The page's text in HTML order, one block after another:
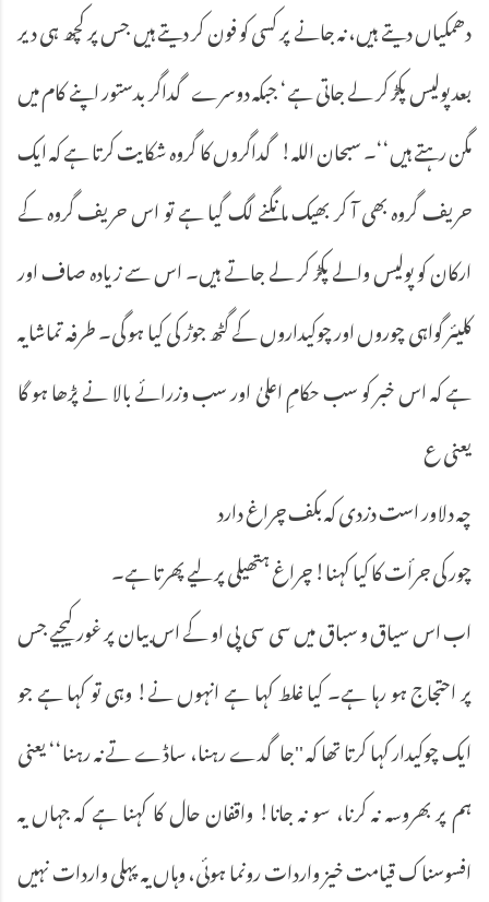
دھمکیاں دیتے ہیں، نہ جانے پر کسی کو فون کر دیتے ہیں جس پر کچھ ہی دیر
بعد پولیس پکڑ کر لے جاتی ہے‘ جبکہ دوسرے گداگر بدستور اپنے کام میں
مگن رہتے ہیں‘‘۔ سبحان اللہ! گداگروں کا گروہ شکایت کرتا ہے کہ ایک
حریف گروہ بھی آ کر بھیک مانگنے لگ گیا ہے تو اس حریف گروہ کے
ارکان کو پولیس والے پکڑ کر لے جاتے ہیں۔ اس سے زیادہ صاف اور
کلیئر گواہی چوروں اور چوکیداروں کے گٹھ جوڑ کی کیا ہو گی۔ طرفہ تماشا یہ
ہے کہ اس خبر کو سب حکامِ اعلیٰ اور سب وزرائے بالا نے پڑھا ہو گا
یعنی ع
چہ دلاور است دزدی کہ بکف چراغ دارد
چور کی جرأت کا کیا کہنا! چراغ ہتھیلی پر لیے پھرتا ہے۔
اب اس سیاق و سباق میں سی سی پی او کے اس بیان پر غور کیجیے جس
پر احتجاج ہو رہا ہے۔ کیا غلط کہا ہے انہوں نے! وہی تو کہا ہے جو
ایک چوکیدار کہا کرتا تھا کہ ''جاگدے رہنا، ساڈے تے نہ رہنا‘‘ یعنی
ہم پر بھروسہ نہ کرنا، سو نہ جانا! واقفان حال کا کہنا ہے کہ جہاں یہ
افسوسناک قیامت خیز واردات رونما ہوئی، وہاں یہ پہلی واردات نہیں